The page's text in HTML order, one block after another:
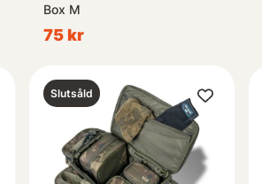
Box M
75 kr
Slutsåld